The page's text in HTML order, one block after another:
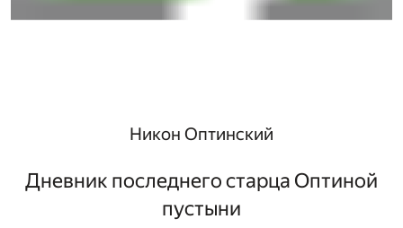
Никон Оптинский
Дневник последнего старца Оптиной
пустыни